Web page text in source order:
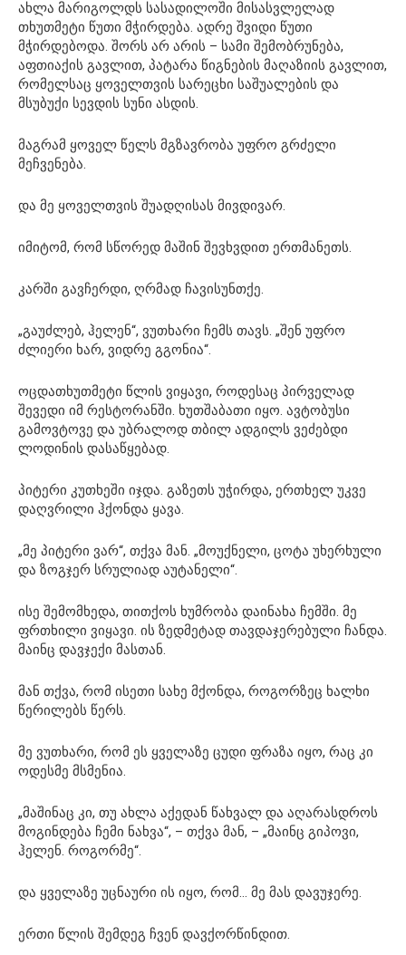
ახლა მარიგოლდს სასადილოში მისასვლელად
თხუთმეტი წუთი მჭირდება. ადრე შვიდი წუთი
მჭირდებოდა. შორს არ არის – სამი შემობრუნება,
აფთიაქის გავლით, პატარა წიგნების მაღაზიის გავლით,
რომელსაც ყოველთვის სარეცხი საშუალების და
მსუბუქი სევდის სუნი ასდის.
მაგრამ ყოველ წელს მგზავრობა უფრო გრძელი
მეჩვენება.
და მე ყოველთვის შუადღისას მივდივარ.
იმიტომ, რომ სწორედ მაშინ შევხვდით ერთმანეთს.
კარში გავჩერდი, ღრმად ჩავისუნთქე.
„გაუძლებ, ჰელენ“, ვუთხარი ჩემს თავს. „შენ უფრო
ძლიერი ხარ, ვიდრე გგონია“.
ოცდათხუთმეტი წლის ვიყავი, როდესაც პირველად
შევედი იმ რესტორანში. ხუთშაბათი იყო. ავტობუსი
გამოვტოვე და უბრალოდ თბილ ადგილს ვეძებდი
ლოდინის დასაწყებად.
პიტერი კუთხეში იჯდა. გაზეთს უჭირდა, ერთხელ უკვე
დაღვრილი ჰქონდა ყავა.
„მე პიტერი ვარ“, თქვა მან. „მოუქნელი, ცოტა უხერხული
და ზოგჯერ სრულიად აუტანელი“.
ისე შემომხედა, თითქოს ხუმრობა დაინახა ჩემში. მე
ფრთხილი ვიყავი. ის ზედმეტად თავდაჯერებული ჩანდა.
მაინც დავჯექი მასთან.
მან თქვა, რომ ისეთი სახე მქონდა, როგორზეც ხალხი
წერილებს წერს.
მე ვუთხარი, რომ ეს ყველაზე ცუდი ფრაზა იყო, რაც კი
ოდესმე მსმენია.
„მაშინაც კი, თუ ახლა აქედან წახვალ და აღარასდროს
მოგინდება ჩემი ნახვა“, – თქვა მან, – „მაინც გიპოვი,
ჰელენ. როგორმე“.
და ყველაზე უცნაური ის იყო, რომ… მე მას დავუჯერე.
ერთი წლის შემდეგ ჩვენ დავქორწინდით.